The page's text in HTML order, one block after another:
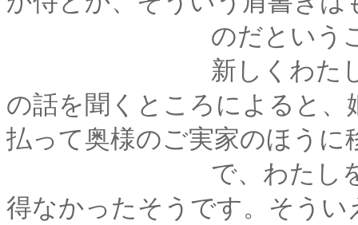
のだということを
新しくわたしの持ち
の話を聞くところによると
払って奥様のご実家のほうに
で、わたしをはじめ
得なかったそうです。そう